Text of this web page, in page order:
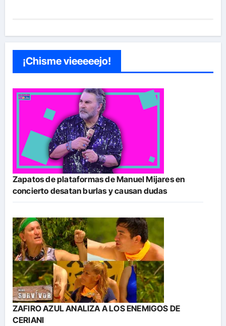
¡Chisme vieeeeejo!
Zapatos de plataformas de Manuel Mijares en
concierto desatan burlas y causan dudas
ZAFIRO AZUL ANALIZA A LOS ENEMIGOS DE
CERIANI